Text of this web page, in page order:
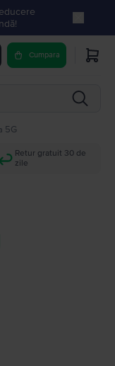
Cumpara
5G
Retur gratuit 30 de
zile